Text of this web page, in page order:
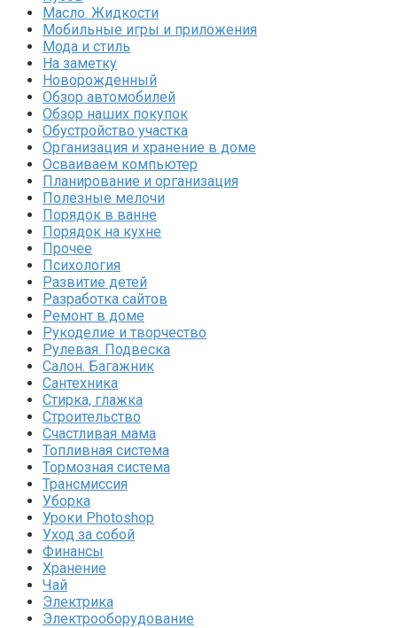
Масло. Жидкости
Мобильные игры и приложения
Мода и стиль
На заметку
Новорожденный
Обзор автомобилей
Обзор наших покупок
Обустройство участка
Организация и хранение в доме
Осваиваем компьютер
Планирование и организация
Полезные мелочи
Порядок в ванне
Порядок на кухне
Прочее
Психология
Развитие детей
Разработка сайтов
Ремонт в доме
Рукоделие и творчество
Рулевая. Подвеска
Салон. Багажник
Сантехника
Стирка, глажка
Строительство
Счастливая мама
Топливная система
Тормозная система
Трансмиссия
Уборка
Уроки Photoshop
Уход за собой
Финансы
Хранение
Чай
Электрика
Электрооборудование